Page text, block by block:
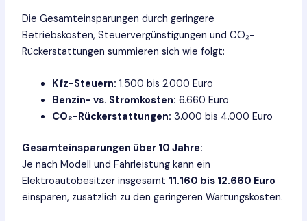
Die Gesamteinsparungen durch geringere
Betriebskosten, Steuervergünstigungen und CO₂-
Rückerstattungen summieren sich wie folgt:
Kfz-Steuern: 1.500 bis 2.000 Euro
Benzin- vs. Stromkosten: 6.660 Euro
CO₂-Rückerstattungen: 3.000 bis 4.000 Euro
Gesamteinsparungen über 10 Jahre:
Je nach Modell und Fahrleistung kann ein
Elektroautobesitzer insgesamt 11.160 bis 12.660 Euro
einsparen, zusätzlich zu den geringeren Wartungskosten.